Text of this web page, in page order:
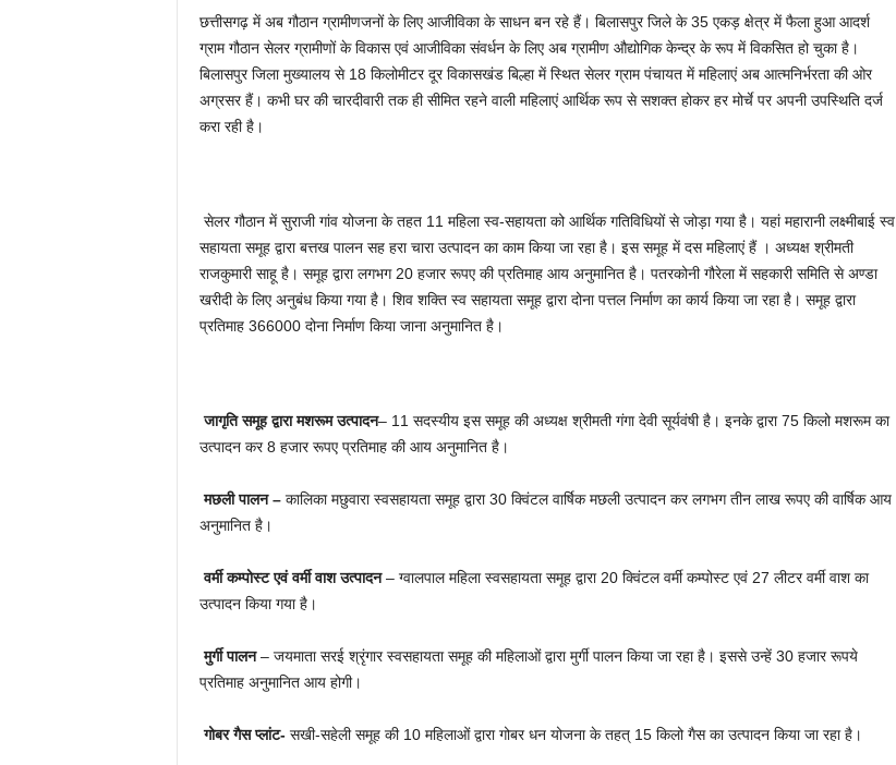
छत्तीसगढ़ में अब गौठान ग्रामीणजनों के लिए आजीविका के साधन बन रहे हैं। बिलासपुर जिले के 35 एकड़ क्षेत्र में फैला हुआ आदर्श
ग्राम गौठान सेलर ग्रामीणों के विकास एवं आजीविका संवर्धन के लिए अब ग्रामीण औद्योगिक केन्द्र के रूप में विकसित हो चुका है।
बिलासपुर जिला मुख्यालय से 18 किलोमीटर दूर विकासखंड बिल्हा में स्थित सेलर ग्राम पंचायत में महिलाएं अब आत्मनिर्भरता की ओर
अग्रसर हैं। कभी घर की चारदीवारी तक ही सीमित रहने वाली महिलाएं आर्थिक रूप से सशक्त होकर हर मोर्चे पर अपनी उपस्थिति दर्ज
करा रही है।
सेलर गौठान में सुराजी गांव योजना के तहत 11 महिला स्व-सहायता को आर्थिक गतिविधियों से जोड़ा गया है। यहां महारानी लक्ष्मीबाई स्व
सहायता समूह द्वारा बत्तख पालन सह हरा चारा उत्पादन का काम किया जा रहा है। इस समूह में दस महिलाएं हैं । अध्यक्ष श्रीमती
राजकुमारी साहू है। समूह द्वारा लगभग 20 हजार रूपए की प्रतिमाह आय अनुमानित है। पतरकोनी गौरेला में सहकारी समिति से अण्डा
खरीदी के लिए अनुबंध किया गया है। शिव शक्ति स्व सहायता समूह द्वारा दोना पत्तल निर्माण का कार्य किया जा रहा है। समूह द्वारा
प्रतिमाह 366000 दोना निर्माण किया जाना अनुमानित है।
जागृति समूह द्वारा मशरूम उत्पादन– 11 सदस्यीय इस समूह की अध्यक्ष श्रीमती गंगा देवी सूर्यवंषी है। इनके द्वारा 75 किलो मशरूम का
उत्पादन कर 8 हजार रूपए प्रतिमाह की आय अनुमानित है।
मछली पालन –कालिका मछुवारा स्वसहायता समूह द्वारा 30 क्विंटल वार्षिक मछली उत्पादन कर लगभग तीन लाख रूपए की वार्षिक आय
अनुमानित है।
वर्मी कम्पोस्ट एवं वर्मी वाश उत्पादन– ग्वालपाल महिला स्वसहायता समूह द्वारा 20 क्विंटल वर्मी कम्पोस्ट एवं 27 लीटर वर्मी वाश का
उत्पादन किया गया है।
मुर्गी पालन– जयमाता सरई श्रृंगार स्वसहायता समूह की महिलाओं द्वारा मुर्गी पालन किया जा रहा है। इससे उन्हें 30 हजार रूपये
प्रतिमाह अनुमानित आय होगी।
गोबर गैस प्लांट-सखी-सहेली समूह की 10 महिलाओं द्वारा गोबर धन योजना के तहत् 15 किलो गैस का उत्पादन किया जा रहा है।